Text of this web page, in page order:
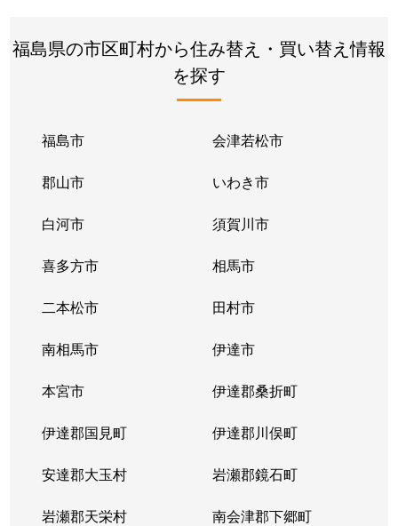
福島県の市区町村から住み替え・買い替え情報
を探す
福島市 会津若松市
郡山市 いわき市
白河市 須賀川市
喜多方市 相馬市
二本松市 田村市
南相馬市 伊達市
本宮市 伊達郡桑折町
伊達郡国見町 伊達郡川俣町
安達郡大玉村 岩瀬郡鏡石町
岩瀬郡天栄村 南会津郡下郷町